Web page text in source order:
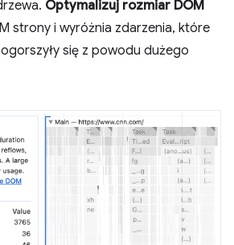
Optymalizuj rozmiar DOM
strony i wyróżnia zdarzenia, które
się z powodu dużego